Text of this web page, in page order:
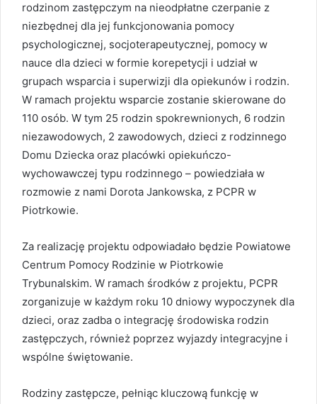
rodzinom zastępczym na nieodpłatne czerpanie z
niezbędnej dla jej funkcjonowania pomocy
psychologicznej, socjoterapeutycznej, pomocy w
nauce dla dzieci w formie korepetycji i udział w
grupach wsparcia i superwizji dla opiekunów i rodzin.
W ramach projektu wsparcie zostanie skierowane do
110 osób. W tym 25 rodzin spokrewnionych, 6 rodzin
niezawodowych, 2 zawodowych, dzieci z rodzinnego
Domu Dziecka oraz placówki opiekuńczo-
wychowawczej typu rodzinnego – powiedziała w
rozmowie z nami Dorota Jankowska, z PCPR w
Piotrkowie.
Za realizację projektu odpowiadało będzie Powiatowe
Centrum Pomocy Rodzinie w Piotrkowie
Trybunalskim. W ramach środków z projektu, PCPR
zorganizuje w każdym roku 10 dniowy wypoczynek dla
dzieci, oraz zadba o integrację środowiska rodzin
zastępczych, również poprzez wyjazdy integracyjne i
wspólne świętowanie.
Rodziny zastępcze, pełniąc kluczową funkcję w